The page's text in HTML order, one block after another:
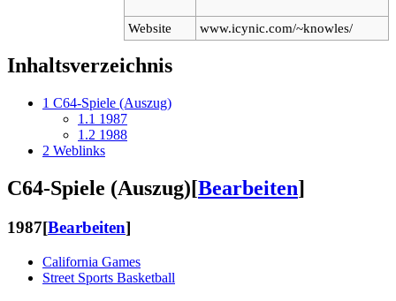
Website www.icynic.com/~knowles/
Inhaltsverzeichnis
1 C64-Spiele (Auszug)
1.1 1987
1.2 1988
2 Weblinks
C64-Spiele (Auszug)[Bearbeiten]
1987[Bearbeiten]
California Games
Street Sports Basketball